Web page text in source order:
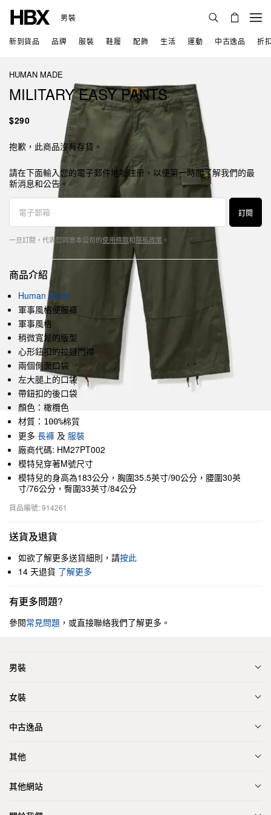
男裝
新到貨品 品牌 服裝 鞋履 配飾 生活 運動 中古逸品 折
HUMAN MADE
MILITARY EASY PANTS
$290
抱歉，此商品沒有存貨。
請在下面輸入您的電子郵件地址注册，以便第一時間了解我們的最
新消息和公告。
訂閱
一旦訂閱，代表您同意本公司的使用條款和隱私政策 。
商品介紹
Human Made
軍事風格便服褲
軍事風格
稍微寬鬆的版型
心形鈕扣的拉鏈門襟
兩個側面口袋
左大腿上的口袋
帶鈕扣的後口袋
顏色：橄欖色
材質： 100%棉質
更多 長褲 及 服裝
廠商代碼: HM27PT002
模特兒穿著M號尺寸
模特兒的身高為183公分，胸圍35.5英寸/90公分，腰圍30英
寸/76公分，臀圍33英寸/84公分
貨品編號: 914261
送貨及退貨
如欲了解更多送貨細則，請按此
14 天退貨 了解更多
有更多問題?
參閱常見問題 ，或直接聯絡我們了解更多。
男裝
女裝
中古逸品
其他
其他網站